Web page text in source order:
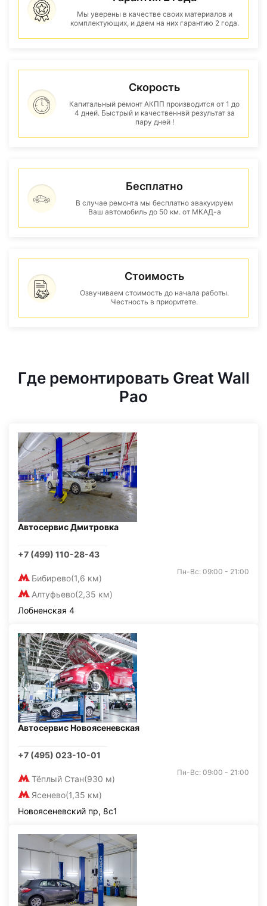
Мы уверены в качестве своих материалов и
комплектующих, и даем на них гарантию 2 года.
Скорость
Капитальный ремонт АКПП производится от 1 до
4 дней. Быстрый и качественнвй результат за
пару дней !
Бесплатно
В случае ремонта мы бесплатно эвакуируем
Ваш автомобиль до 50 км. от МКАД-а
Стоимость
Озвучиваем стоимость до начала работы.
Честность в приоритете.
Где ремонтировать Great Wall
Pao
Автосервис Дмитровка
+7 (499) 110-28-43
Бибирево(1,6 км)
Алтуфьево(2,35 км)
Пн-Вс: 09:00 - 21:00
Лобненская 4
Автосервис Новоясеневская
+7 (495) 023-10-01
Тёплый Стан(930 м)
Ясенево(1,35 км)
Пн-Вс: 09:00 - 21:00
Новоясеневский пр, 8с1